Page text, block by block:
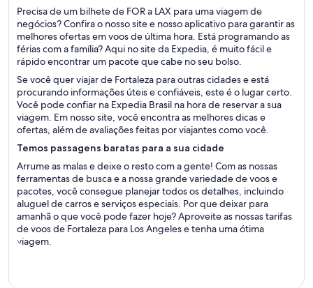
Precisa de um bilhete de FOR a LAX para uma viagem de
negócios? Confira o nosso site e nosso aplicativo para garantir as
melhores ofertas em voos de última hora. Está programando as
férias com a família? Aqui no site da Expedia, é muito fácil e
rápido encontrar um pacote que cabe no seu bolso.
Se você quer viajar de Fortaleza para outras cidades e está
procurando informações úteis e confiáveis, este é o lugar certo.
Você pode confiar na Expedia Brasil na hora de reservar a sua
viagem. Em nosso site, você encontra as melhores dicas e
ofertas, além de avaliações feitas por viajantes como você.
Temos passagens baratas para a sua cidade
Arrume as malas e deixe o resto com a gente! Com as nossas
ferramentas de busca e a nossa grande variedade de voos e
pacotes, você consegue planejar todos os detalhes, incluindo
aluguel de carros e serviços especiais. Por que deixar para
amanhã o que você pode fazer hoje? Aproveite as nossas tarifas
de voos de Fortaleza para Los Angeles e tenha uma ótima
viagem.